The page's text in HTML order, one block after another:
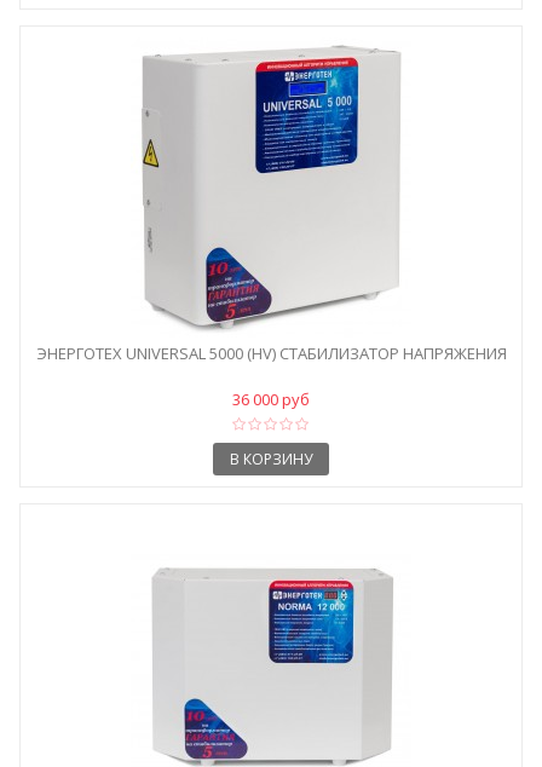
ЭНЕРГОТЕХ UNIVERSAL 5000 (HV) СТАБИЛИЗАТОР НАПРЯЖЕНИЯ
36 000 руб
В КОРЗИНУ